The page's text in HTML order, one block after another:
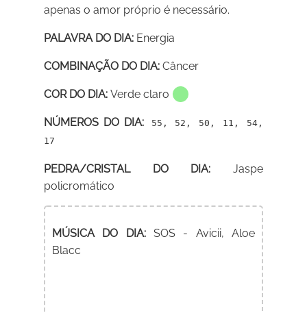
apenas o amor próprio é necessário.
PALAVRA DO DIA: Energia
COMBINAÇÃO DO DIA: Câncer
COR DO DIA: Verde claro
NÚMEROS DO DIA:55, 52, 50, 11, 54,
17
PEDRA/CRISTAL DO DIA: Jaspe
policromático
MÚSICA DO DIA:SOS - Avicii, Aloe
Blacc